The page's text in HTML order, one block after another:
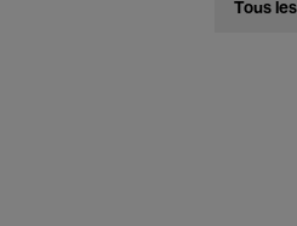
Tous